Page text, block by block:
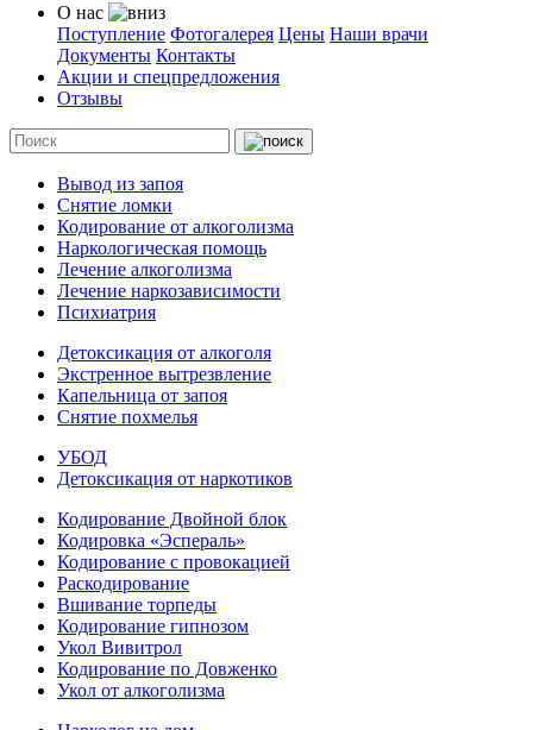
О нас
Поступление Фотогалерея Цены Наши врачи
Документы Контакты
Акции и спецпредложения
Отзывы
Вывод из запоя
Снятие ломки
Кодирование от алкоголизма
Наркологическая помощь
Лечение алкоголизма
Лечение наркозависимости
Психиатрия
Детоксикация от алкоголя
Экстренное вытрезвление
Капельница от запоя
Снятие похмелья
УБОД
Детоксикация от наркотиков
Кодирование Двойной блок
Кодировка «Эспераль»
Кодирование с провокацией
Раскодирование
Вшивание торпеды
Кодирование гипнозом
Укол Вивитрол
Кодирование по Довженко
Укол от алкоголизма